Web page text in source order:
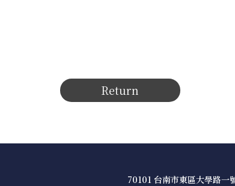
Return
70101 台南市東區大學路一